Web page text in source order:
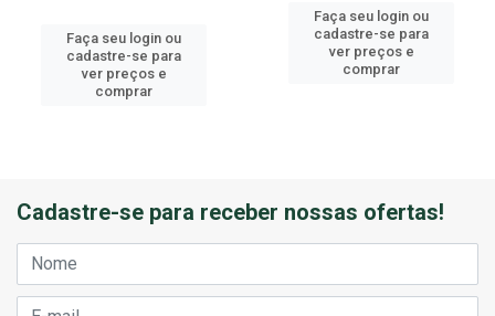
Faça seu login ou
cadastre-se para
ver preços e
comprar
Faça seu login ou
cadastre-se para
ver preços e
comprar
Cadastre-se para receber nossas ofertas!